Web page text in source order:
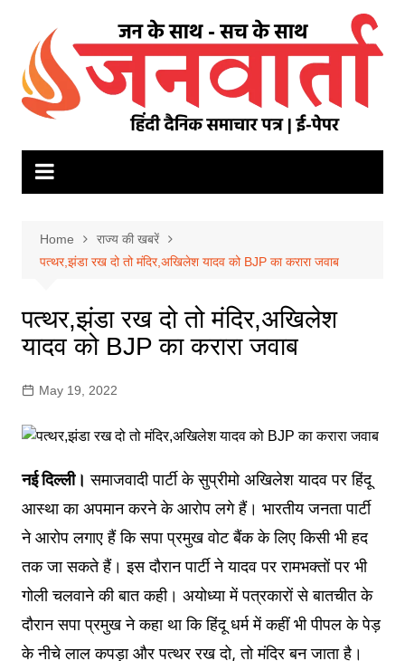
content
Home
राज्य की खबरें
पत्थर,झंडा रख दो तो मंदिर,अखिलेश यादव को BJP का करारा जवाब
पत्थर,झंडा रख दो तो मंदिर,अखिलेश
यादव को BJP का करारा जवाब
May 19, 2022
नई दिल्ली। समाजवादी पार्टी के सुप्रीमो अखिलेश यादव पर हिंदू
आस्था का अपमान करने के आरोप लगे हैं। भारतीय जनता पार्टी
ने आरोप लगाए हैं कि सपा प्रमुख वोट बैंक के लिए किसी भी हद
तक जा सकते हैं। इस दौरान पार्टी ने यादव पर रामभक्तों पर भी
गोली चलवाने की बात कही। अयोध्या में पत्रकारों से बातचीत के
दौरान सपा प्रमुख ने कहा था कि हिंदू धर्म में कहीं भी पीपल के पेड़
के नीचे लाल कपड़ा और पत्थर रख दो, तो मंदिर बन जाता है।